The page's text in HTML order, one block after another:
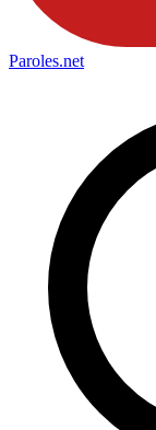
Paroles.net